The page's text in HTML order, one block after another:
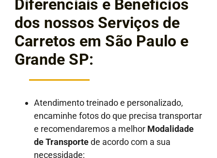
Diferenciais e Benefícios
dos nossos Serviços de
Carretos em São Paulo e
Grande SP:
Atendimento treinado e personalizado,
encaminhe fotos do que precisa transportar
e recomendaremos a melhor Modalidade
de Transportede acordo com a sua
necessidade;